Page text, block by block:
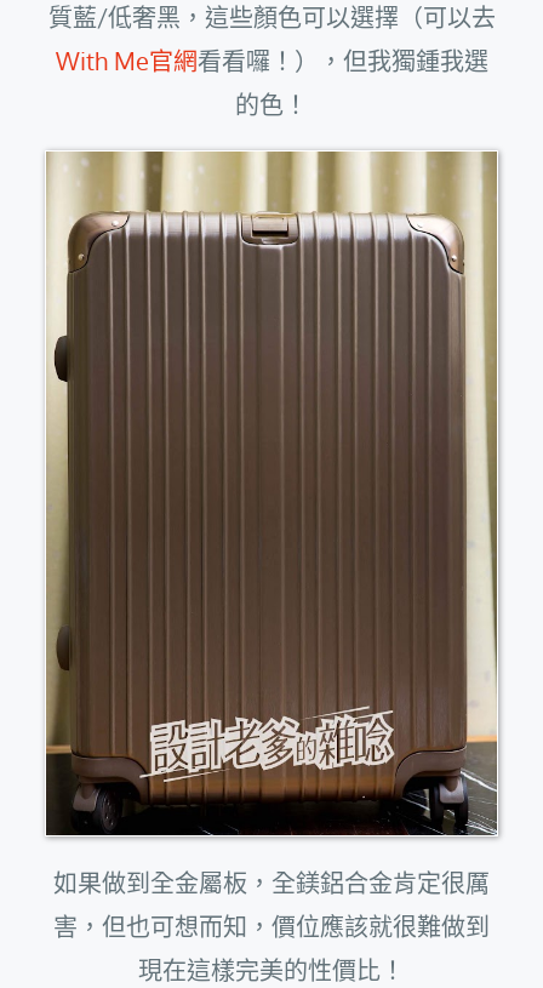
質藍/低奢黑，這些顏色可以選擇（可以去
With Me官網看看囉！），但我獨鍾我選
的色！
如果做到全金屬板，全鎂鋁合金肯定很厲
害，但也可想而知，價位應該就很難做到
現在這樣完美的性價比！